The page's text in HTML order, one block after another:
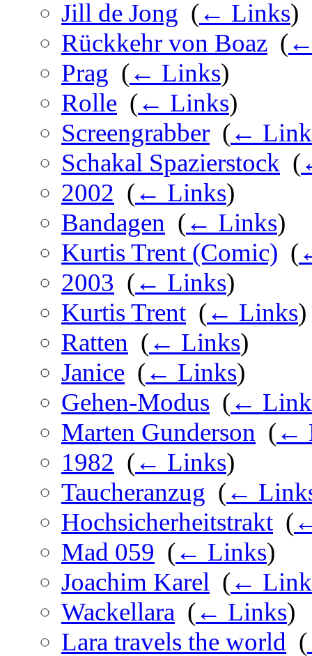
Jill de Jong (← Links)
Rückkehr von Boaz (
Prag (← Links)
Rolle (← Links)
Screengrabber (←
Schakal Spazierstock (
2002 (← Links)
Bandagen (← Links)
Kurtis Trent (Comic) (
2003 (← Links)
Kurtis Trent (← Links)
Ratten (← Links)
Janice (← Links)
Gehen-Modus (←
Marten Gunderson (←
1982 (← Links)
Taucheranzug (←
Hochsicherheitstrakt (
Mad 059 (← Links)
Joachim Karel (←
Wackellara (← Links)
Lara travels the world (